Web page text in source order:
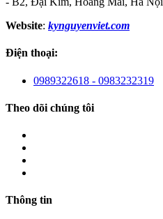
Website: kynguyenviet.com
Điện thoại:
0989322618 - 0983232319
Theo dõi chúng tôi
Thông tin